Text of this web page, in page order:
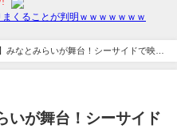
みなとみらいが舞台！シーサイドで映画
いが舞台！シーサイド